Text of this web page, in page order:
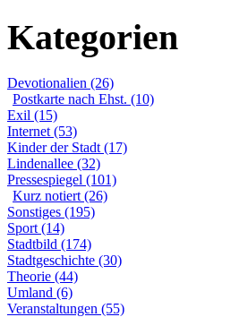
Kategorien
Devotionalien (26)
Postkarte nach Ehst. (10)
Exil (15)
Internet (53)
Kinder der Stadt (17)
Lindenallee (32)
Pressespiegel (101)
Kurz notiert (26)
Sonstiges (195)
Sport (14)
Stadtbild (174)
Stadtgeschichte (30)
Theorie (44)
Umland (6)
Veranstaltungen (55)